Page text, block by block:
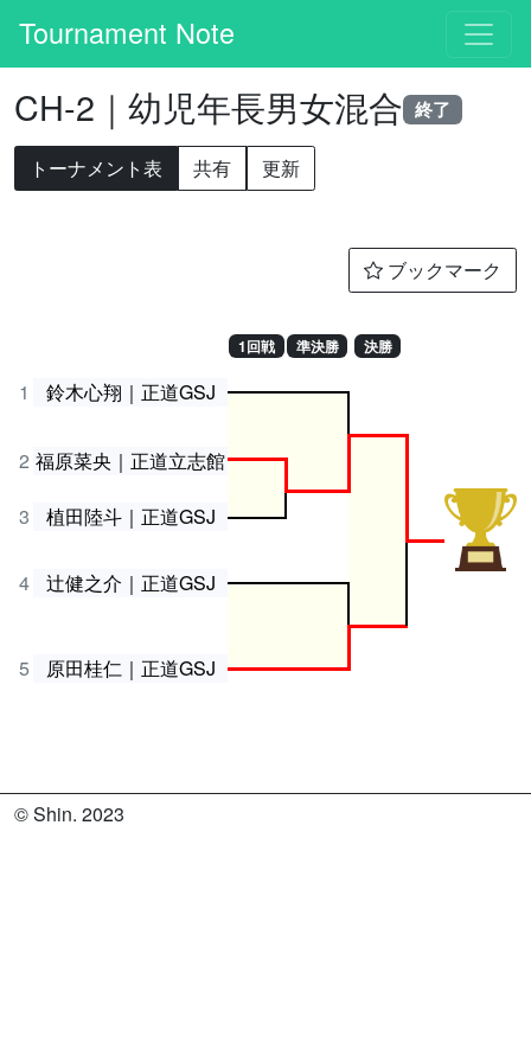
Tournament Note
CH-2｜幼児年長男女混合 終了
トーナメント表 共有 更新
ブックマーク
1回戦 準決勝 決勝
1 鈴木心翔｜正道GSJ
2 福原菜央｜正道立志館
3 植田陸斗｜正道GSJ
4 辻健之介｜正道GSJ
5 原田桂仁｜正道GSJ
© Shin. 2023